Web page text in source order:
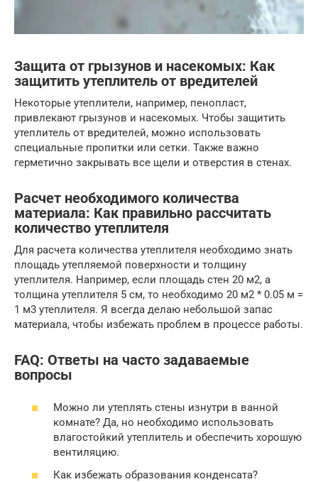
Защита от грызунов и насекомых: Как
защитить утеплитель от вредителей
Некоторые утеплители, например, пенопласт,
привлекают грызунов и насекомых. Чтобы защитить
утеплитель от вредителей, можно использовать
специальные пропитки или сетки. Также важно
герметично закрывать все щели и отверстия в стенах.
Расчет необходимого количества
материала: Как правильно рассчитать
количество утеплителя
Для расчета количества утеплителя необходимо знать
площадь утепляемой поверхности и толщину
утеплителя. Например, если площадь стен 20 м2, а
толщина утеплителя 5 см, то необходимо 20 м2 * 0.05 м =
1 м3 утеплителя. Я всегда делаю небольшой запас
материала, чтобы избежать проблем в процессе работы.
FAQ: Ответы на часто задаваемые
вопросы
Можно ли утеплять стены изнутри в ванной
комнате? Да, но необходимо использовать
влагостойкий утеплитель и обеспечить хорошую
вентиляцию.
Как избежать образования конденсата?